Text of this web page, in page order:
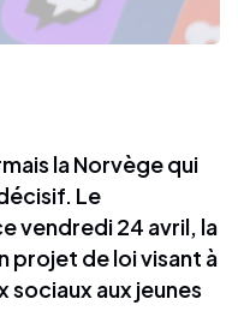
la Norvège qui
Le
vendredi 24 avril, la
projet de loi visant à
sociaux aux jeunes